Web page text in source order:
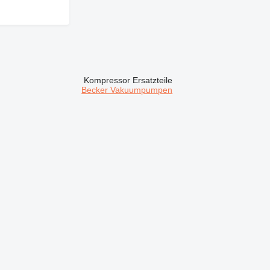
Kompressor Ersatzteile
Becker Vakuumpumpen